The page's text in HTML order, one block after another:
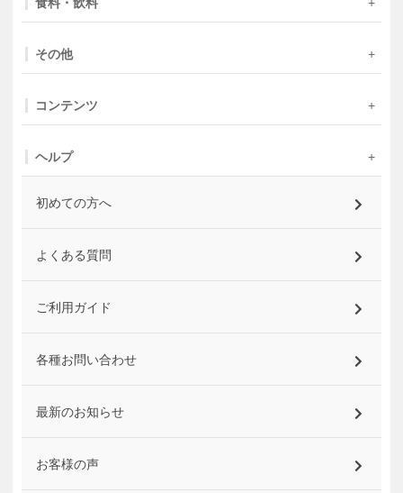
その他
コンテンツ
ヘルプ
初めての方へ
よくある質問
ご利用ガイド
各種お問い合わせ
最新のお知らせ
お客様の声